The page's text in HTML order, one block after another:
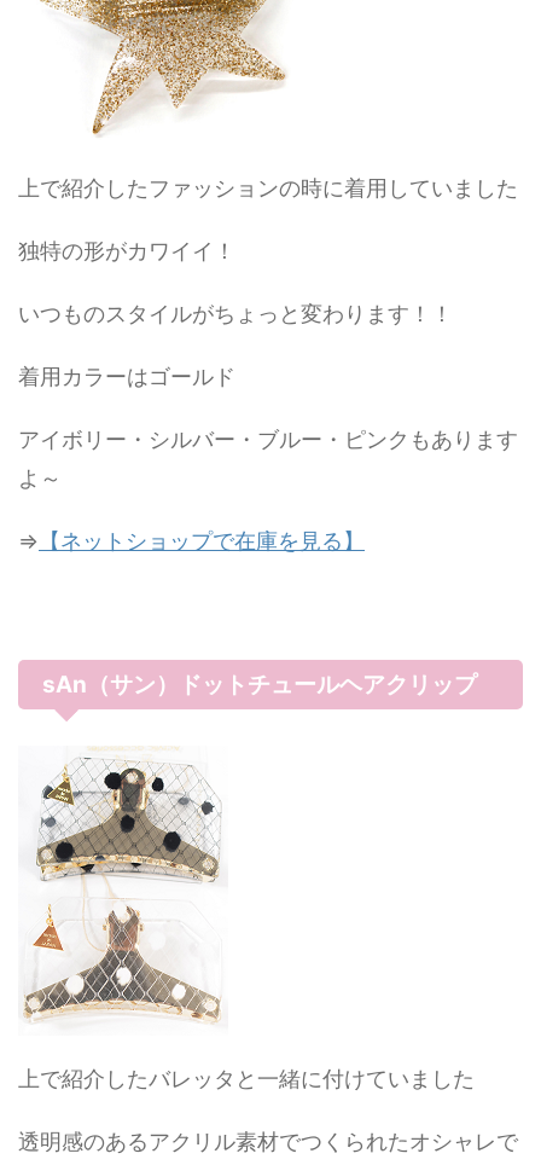
上で紹介したファッションの時に着用していました
独特の形がカワイイ！
いつものスタイルがちょっと変わります！！
着用カラーはゴールド
アイボリー・シルバー・ブルー・ピンクもあります
よ～
⇒ 【ネットショップで在庫を見る】
sAn（サン）ドットチュールヘアクリップ
上で紹介したバレッタと一緒に付けていました
透明感のあるアクリル素材でつくられたオシャレで